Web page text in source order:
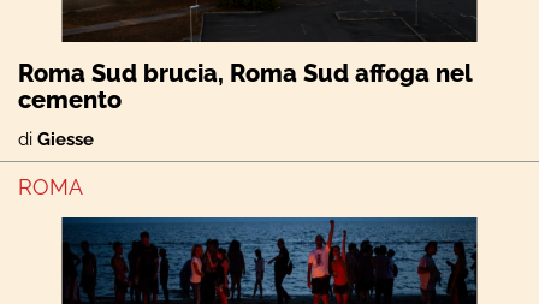
Roma Sud brucia, Roma Sud affoga nel
cemento
di Giesse
ROMA